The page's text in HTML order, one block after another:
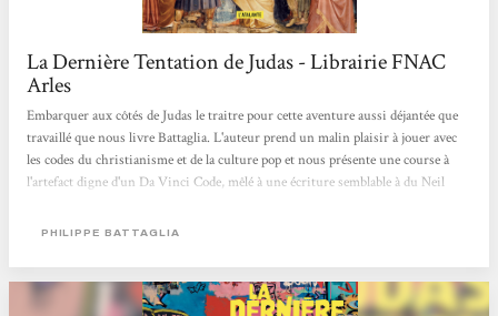
La Dernière Tentation de Judas - Librairie FNAC
Arles
Embarquer aux côtés de Judas le traitre pour cette aventure aussi déjantée que
travaillé que nous livre Battaglia. L'auteur prend un malin plaisir à jouer avec
les codes du christianisme et de la culture pop et nous présente une course à
l'artefact digne d'un Da Vinci Code, mêlé à une écriture semblable à du Neil
PHILIPPE BATTAGLIA